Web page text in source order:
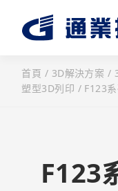
首頁 / 3D解決方案 /
塑型3D列印 /F123系
F123